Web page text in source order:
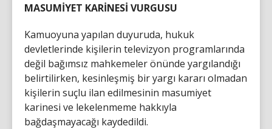
MASUMİYET KARİNESİ VURGUSU
Kamuoyuna yapılan duyuruda, hukuk
devletlerinde kişilerin televizyon programlarında
değil bağımsız mahkemeler önünde yargılandığı
belirtilirken, kesinleşmiş bir yargı kararı olmadan
kişilerin suçlu ilan edilmesinin masumiyet
karinesi ve lekelenmeme hakkıyla
bağdaşmayacağı kaydedildi.